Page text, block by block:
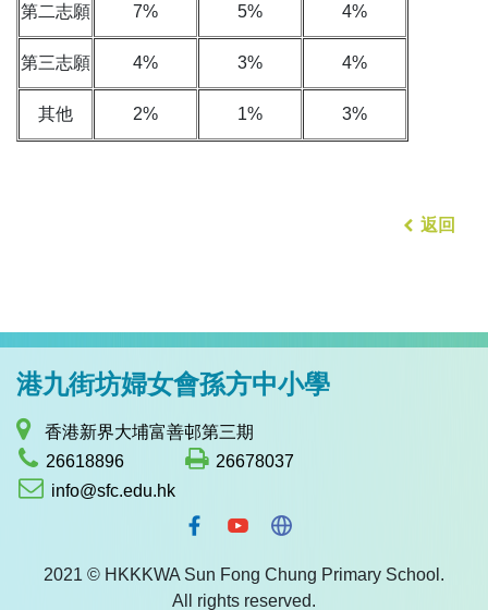
第二志願 7% 5% 4%
第三志願 4% 3% 4%
其他 2% 1% 3%
返回
港九街坊婦女會孫方中小學
香港新界大埔富善邨第三期
26618896
26678037
info@sfc.edu.hk
2021 © HKKKWA Sun Fong Chung Primary School.
All rights reserved.